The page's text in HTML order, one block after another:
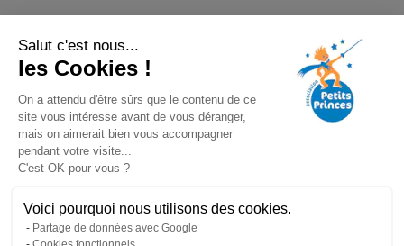
Salut c'est nous...
les Cookies !
On a attendu d'être sûrs que le contenu de ce
site vous intéresse avant de vous déranger,
mais on aimerait bien vous accompagner
pendant votre visite...
C'est OK pour vous ?
Voici pourquoi nous utilisons des cookies.
Partage de données avec Google